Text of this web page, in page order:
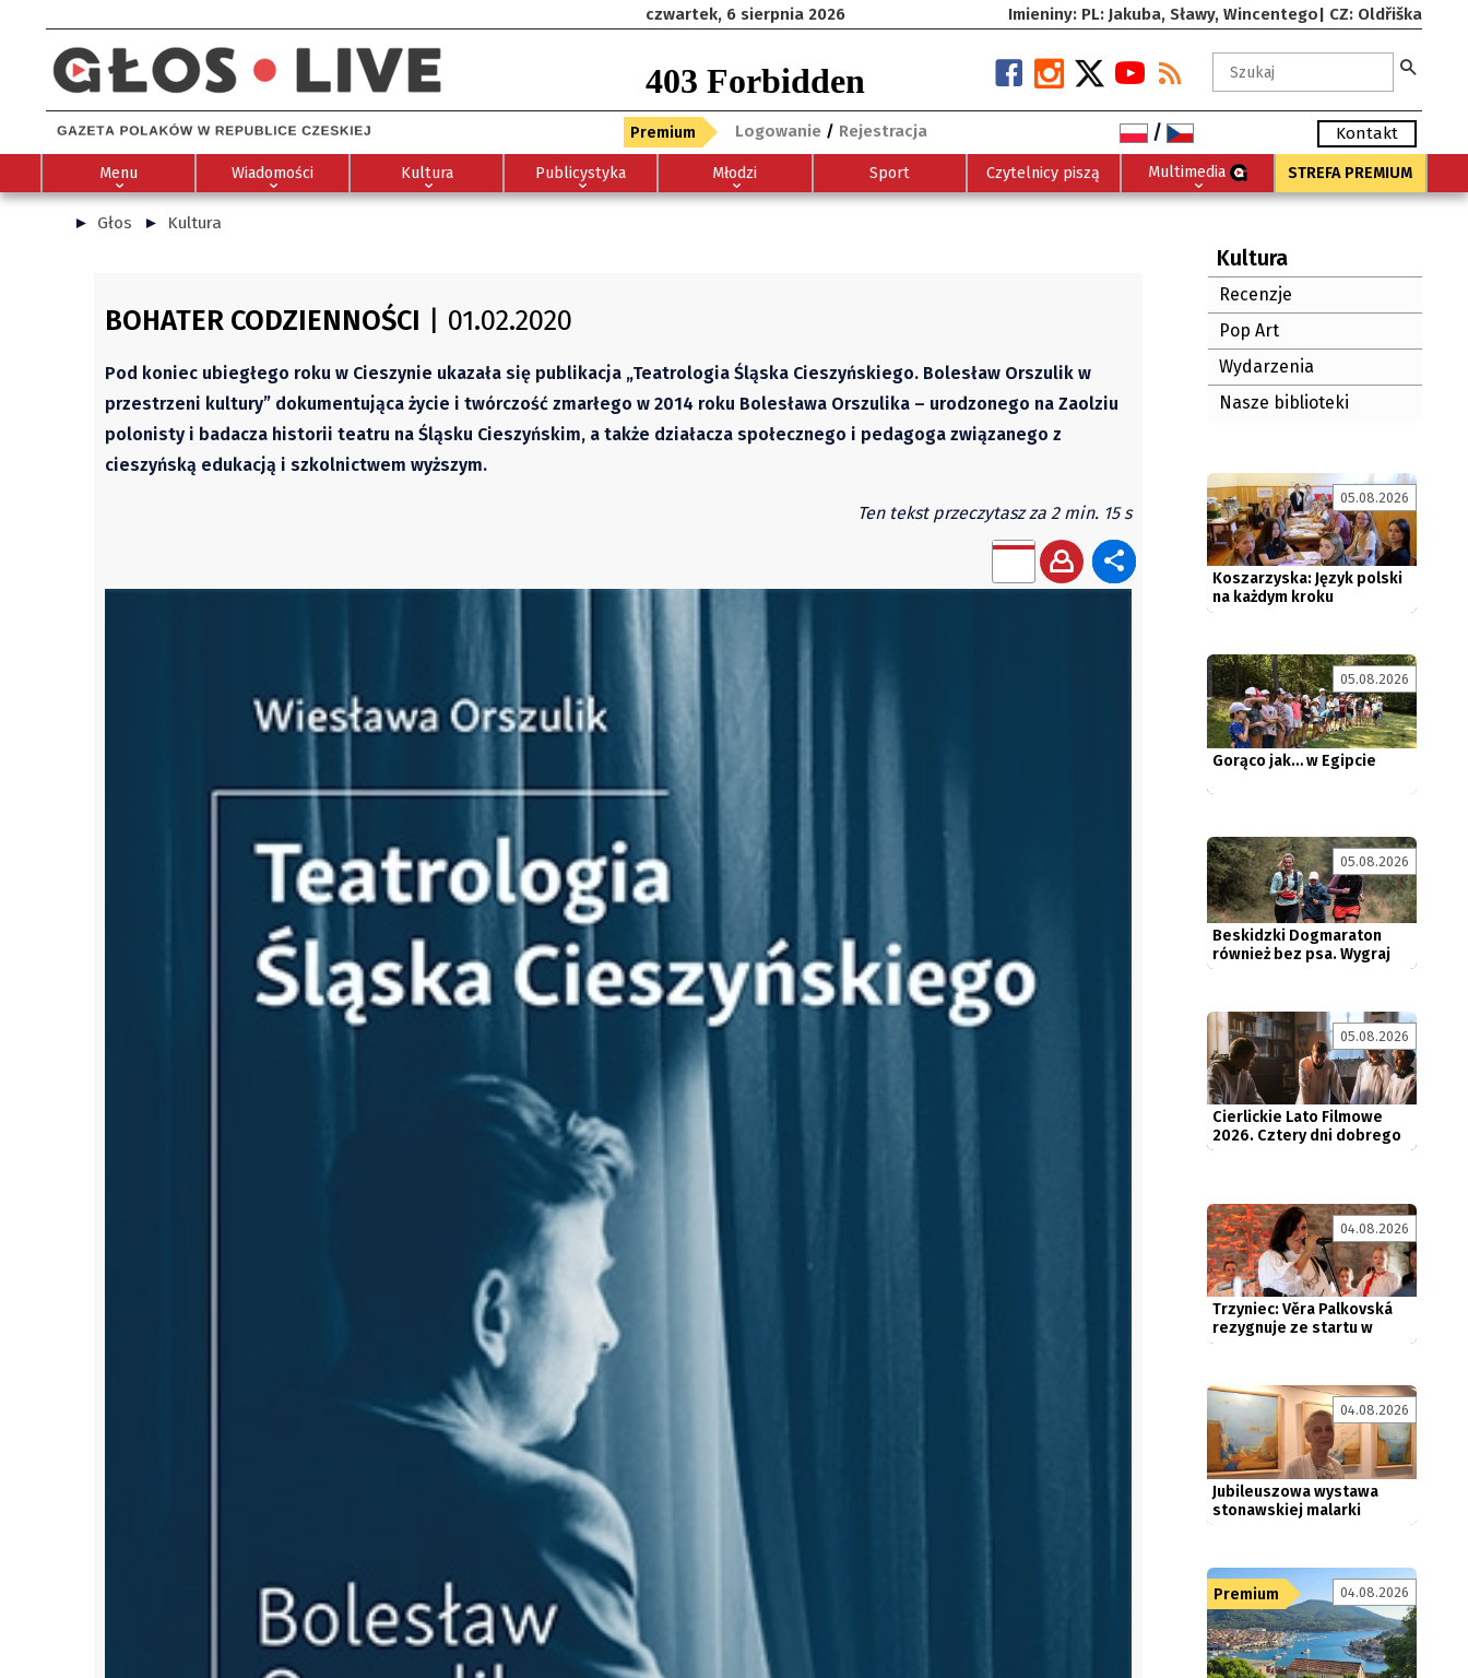
czwartek, 6 sierpnia 2026 Imieniny: PL: Jakuba, Sławy, Wincentego| CZ: Oldřiška
Premium Logowanie / Rejestracja / Kontakt
Menu Wiadomości Kultura Publicystyka Młodzi Sport Czytelnicy piszą Multimedia STREFA PREMIUM
Głos Kultura
BOHATER CODZIENNOŚCI | 01.02.2020
Pod koniec ubiegłego roku w Cieszynie ukazała się publikacja „Teatrologia Śląska Cieszyńskiego. Bolesław Orszulik w
przestrzeni kultury” dokumentująca życie i twórczość zmarłego w 2014 roku Bolesława Orszulika – urodzonego na Zaolziu
polonisty i badacza historii teatru na Śląsku Cieszyńskim, a także działacza społecznego i pedagoga związanego z
cieszyńską edukacją i szkolnictwem wyższym.
Ten tekst przeczytasz za 2 min. 15 s
Kultura
Recenzje
Pop Art
Wydarzenia
Nasze biblioteki
05.08.2026
Koszarzyska: Język polski
na każdym kroku
05.08.2026
Gorąco jak… w Egipcie
05.08.2026
Beskidzki Dogmaraton
również bez psa. Wygraj
darmowe...
05.08.2026
Cierlickie Lato Filmowe
2026. Cztery dni dobrego
04.08.2026
Trzyniec: Věra Palkovská
rezygnuje ze startu w
wyborach
04.08.2026
Jubileuszowa wystawa
stonawskiej malarki
Premium 04.08.2026
Chorwacja między
wierszami (4) - Vela Luka